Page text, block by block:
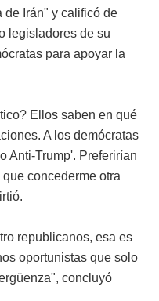
de Irán" y calificó de
legisladores de su
para apoyar la
Ellos saben en qué
A los demócratas
Anti-Trump'. Preferirían
concederme otra
republicanos, esa es
oportunistas que solo
concluyó